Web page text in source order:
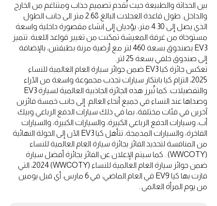
بين الحداثة والطبيعة حيث تُقدم تصميم جذاب ومتناغم من الخارج
والداخل. طول قاعدة العجلات البالغ 2.68 متر الى جانب الطول
الذي يصل إلى 4.30 متر، يؤديان إلى انشاء مقصورة داخلية واسعة
مستوحاة من غرفة المعيشة تمكنت من تغيير قواعد اللعبة. تتميز
EV3 بصندوق بسعة 460 لتر مع أرضية مرنة بطبقتين، بالإضافة
إلى صندوق خلفي بسعة 25 لتر.
تعكس جائزة كيا EV3 ضمن جوائز سيارة العام العالمية للنساء
2025، التزام كيا بابتكار سيارات تجذب مجموعة واسعة من الآراء
والتفضيلات. كما تُبرز هذه الجائزة الجاذبية العالمية لسيارة EV3
وصداها عند النساء في جميع أنحاء العالم. إلى جانب خمسة فائزين
آخرين في فئات مختلفة، بما في ذلك سيارات الدفع الرباعي وبيك
أب، وسيارات الدفع الرباعي الكبيرة، والسيارات الكبيرة، والسيارات
الفاخرة، والسيارات المدمجة، تتأهل كيا EV3 الآن إلى الجولة النهائية
من المنافسة لتحديد الفائز بجائزة سيارة العام العالمية للنساء
(WWCOTY) . كما سيتم الإعلان عن الفائز بجائزة أفضل سيارة
ضمن جوائز سيارة العام العالمية للنساء (WWCOTY) 2024، التي
فازت بها كيا EV9 في العام الماضي، في 6 مارس، أي قبل يومين
من يوم المرأة العالمي .